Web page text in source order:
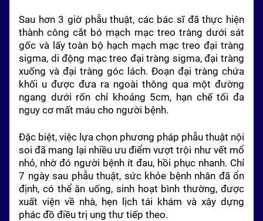
Sau hơn 3 giờ phẫu thuật, các bác sĩ đã thực hiện
thành công cắt bó mạch mạc treo tràng dưới sát
gốc và lấy toàn bộ hạch mạch mạc treo đại tràng
sigma, di động mạc treo đại tràng sigma, đại tràng
xuống và đại tràng góc lách. Đoạn đại tràng chứa
khối u được đưa ra ngoài thông qua một đường
ngang dưới rốn chỉ khoảng 5cm, hạn chế tối đa
nguy cơ mất máu cho người bệnh.
Đặc biệt, việc lựa chọn phương pháp phẫu thuật nội
soi đã mang lại nhiều ưu điểm vượt trội như vết mổ
nhỏ, nhờ đó người bệnh ít đau, hồi phục nhanh. Chỉ
7 ngày sau phẫu thuật, sức khỏe bệnh nhân đã ổn
định, có thể ăn uống, sinh hoạt bình thường, được
xuất viện về nhà, hẹn lịch tái khám và xây dựng
phác đồ điều trị ung thư tiếp theo.